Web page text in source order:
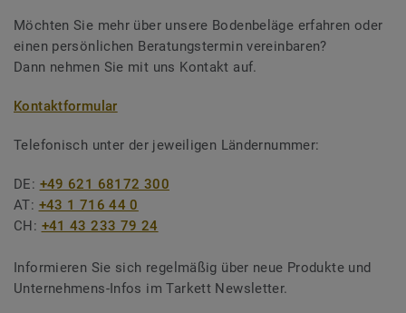
Möchten Sie mehr über unsere Bodenbeläge erfahren oder
einen persönlichen Beratungstermin vereinbaren?
Dann nehmen Sie mit uns Kontakt auf.
Kontaktformular
Telefonisch unter der jeweiligen Ländernummer:
DE: +49 621 68172 300
AT: +43 1 716 44 0
CH: +41 43 233 79 24
Informieren Sie sich regelmäßig über neue Produkte und
Unternehmens-Infos im Tarkett Newsletter.